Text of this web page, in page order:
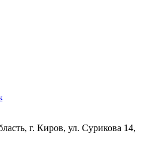
г. Киров, ул. Сурикова 14,